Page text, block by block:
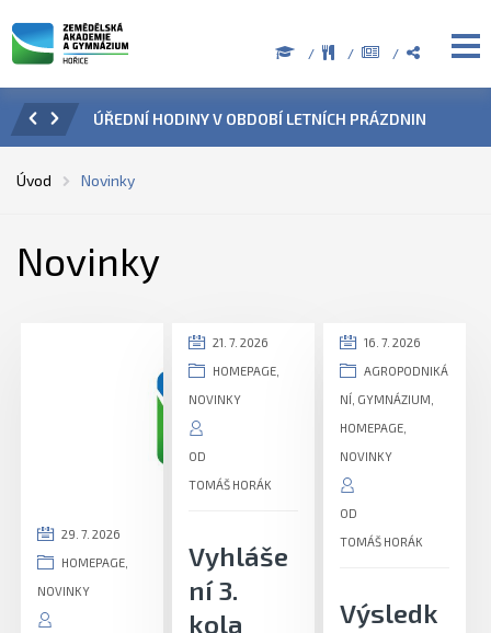
ÚŘEDNÍ HODINY V OBDOBÍ LETNÍCH PRÁZDNIN
Úvod Novinky
Novinky
29. 7. 2026
HOMEPAGE
NOVINKY
21. 7. 2026
HOMEPAGE
NOVINKY
OD
TOMÁŠ HORÁK
Vyhláše
ní 3.
kola
16. 7. 2026
AGROPODNIKÁ
NÍ GYMNÁZIUM
HOMEPAGE
NOVINKY
OD
TOMÁŠ HORÁK
Výsledk